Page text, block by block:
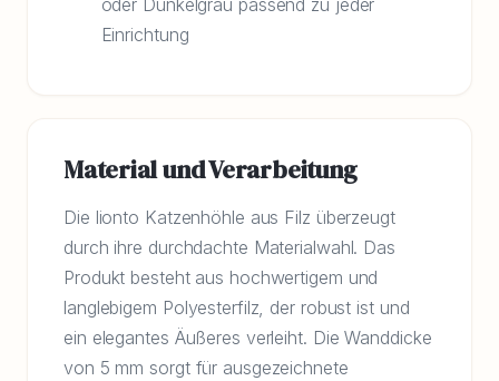
oder Dunkelgrau passend zu jeder
Einrichtung
Material und Verarbeitung
Die lionto Katzenhöhle aus Filz überzeugt
durch ihre durchdachte Materialwahl. Das
Produkt besteht aus hochwertigem und
langlebigem Polyesterfilz, der robust ist und
ein elegantes Äußeres verleiht. Die Wanddicke
von 5 mm sorgt für ausgezeichnete